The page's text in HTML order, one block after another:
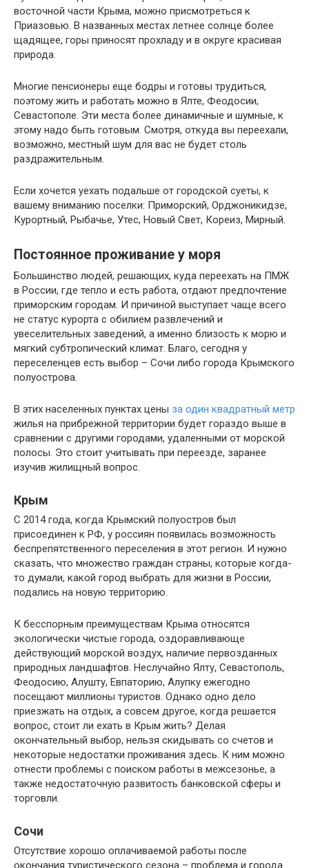
восточной части Крыма, можно присмотреться к
Приазовью. В названных местах летнее солнце более
щадящее, горы приносят прохладу и в округе красивая
природа.
Многие пенсионеры еще бодры и готовы трудиться,
поэтому жить и работать можно в Ялте, Феодосии,
Севастополе. Эти места более динамичные и шумные, к
этому надо быть готовым. Смотря, откуда вы переехали,
возможно, местный шум для вас не будет столь
раздражительным.
Если хочется уехать подальше от городской суеты, к
вашему вниманию поселки: Приморский, Орджоникидзе,
Курортный, Рыбачье, Утес, Новый Свет, Кореиз, Мирный.
Постоянное проживание у моря
Большинство людей, решающих, куда переехать на ПМЖ
в России, где тепло и есть работа, отдают предпочтение
приморским городам. И причиной выступает чаще всего
не статус курорта с обилием развлечений и
увеселительных заведений, а именно близость к морю и
мягкий субтропический климат. Благо, сегодня у
переселенцев есть выбор – Сочи либо города Крымского
полуострова.
В этих населенных пунктах цены за один квадратный метр
жилья на прибрежной территории будет гораздо выше в
сравнении с другими городами, удаленными от морской
полосы. Это стоит учитывать при переезде, заранее
изучив жилищный вопрос.
Крым
С 2014 года, когда Крымский полуостров был
присоединен к РФ, у россиян появилась возможность
беспрепятственного переселения в этот регион. И нужно
сказать, что множество граждан страны, которые когда-
то думали, какой город выбрать для жизни в России,
подались на новую территорию.
К бесспорным преимуществам Крыма относятся
экологически чистые города, оздоравливающе
действующий морской воздух, наличие первозданных
природных ландшафтов. Неслучайно Ялту, Севастополь,
Феодосию, Алушту, Евпаторию, Алупку ежегодно
посещают миллионы туристов. Однако одно дело
приезжать на отдых, а совсем другое, когда решается
вопрос, стоит ли ехать в Крым жить? Делая
окончательный выбор, нельзя скидывать со счетов и
некоторые недостатки проживания здесь. К ним можно
отнести проблемы с поиском работы в межсезонье, а
также недостаточную развитость банковской сферы и
торговли.
Сочи
Отсутствие хорошо оплачиваемой работы после
окончания туристического сезона – проблема и города